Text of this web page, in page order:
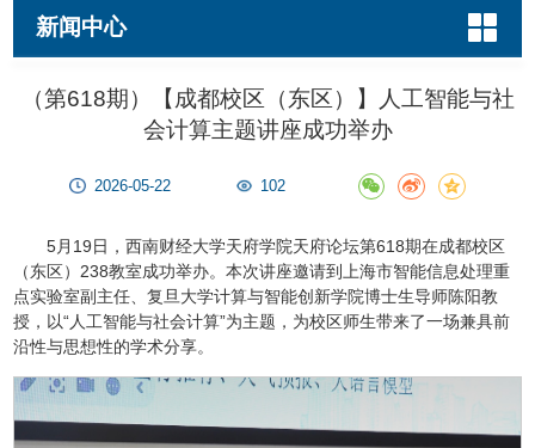
新闻中心
（第618期）【成都校区（东区）】人工智能与社
会计算主题讲座成功举办
2026-05-22 102
5月19日，西南财经大学天府学院天府论坛第618期在成都校区
（东区）238教室成功举办。本次讲座邀请到上海市智能信息处理重
点实验室副主任、复旦大学计算与智能创新学院博士生导师陈阳教
授，以“人工智能与社会计算”为主题，为校区师生带来了一场兼具前
沿性与思想性的学术分享。